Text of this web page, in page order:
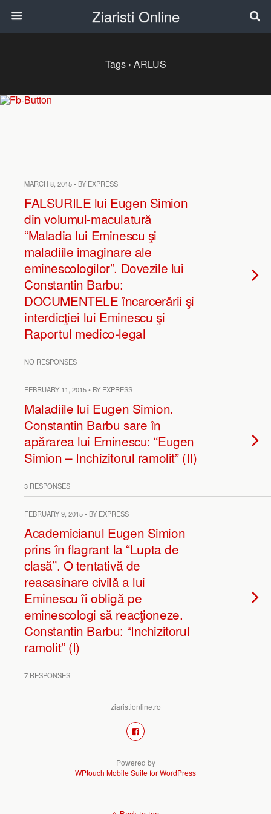
Ziaristi Online
Tags › ARLUS
MARCH 8, 2015 • BY EXPRESS
FALSURILE lui Eugen Simion
din volumul-maculatură
“Maladia lui Eminescu şi
maladiile imaginare ale
eminescologilor”. Dovezile lui
Constantin Barbu:
DOCUMENTELE încarcerării şi
interdicţiei lui Eminescu şi
Raportul medico-legal
NO RESPONSES
FEBRUARY 11, 2015 • BY EXPRESS
Maladiile lui Eugen Simion.
Constantin Barbu sare în
apărarea lui Eminescu: “Eugen
Simion – Inchizitorul ramolit” (II)
3 RESPONSES
FEBRUARY 9, 2015 • BY EXPRESS
Academicianul Eugen Simion
prins în flagrant la “Lupta de
clasă”. O tentativă de
reasasinare civilă a lui
Eminescu îi obligă pe
eminescologi să reacţioneze.
Constantin Barbu: “Inchizitorul
ramolit” (I)
7 RESPONSES
ziaristionline.ro
Powered by
WPtouch Mobile Suite for WordPress